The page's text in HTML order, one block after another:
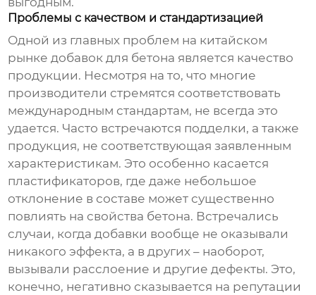
Проблемы с качеством и стандартизацией
Одной из главных проблем на китайском
рынке добавок для бетона является качество
продукции. Несмотря на то, что многие
производители стремятся соответствовать
международным стандартам, не всегда это
удается. Часто встречаются подделки, а также
продукция, не соответствующая заявленным
характеристикам. Это особенно касается
пластификаторов, где даже небольшое
отклонение в составе может существенно
повлиять на свойства бетона. Встречались
случаи, когда добавки вообще не оказывали
никакого эффекта, а в других – наоборот,
вызывали расслоение и другие дефекты. Это,
конечно, негативно сказывается на репутации